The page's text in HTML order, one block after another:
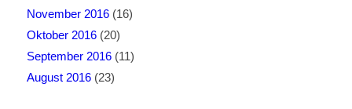
November 2016(16)
Oktober 2016(20)
September 2016(11)
August 2016(23)